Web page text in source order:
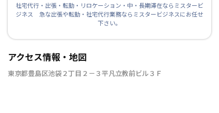
社宅代行・出張・転勤・リロケーション・中・長期滞在ならミスタービ
ジネス 急な出張や転勤・社宅代行業務ならミスタービジネスにお任せ
下さい。
アクセス情報・地図
東京都豊島区池袋２丁目２－３平凡立教前ビル３Ｆ